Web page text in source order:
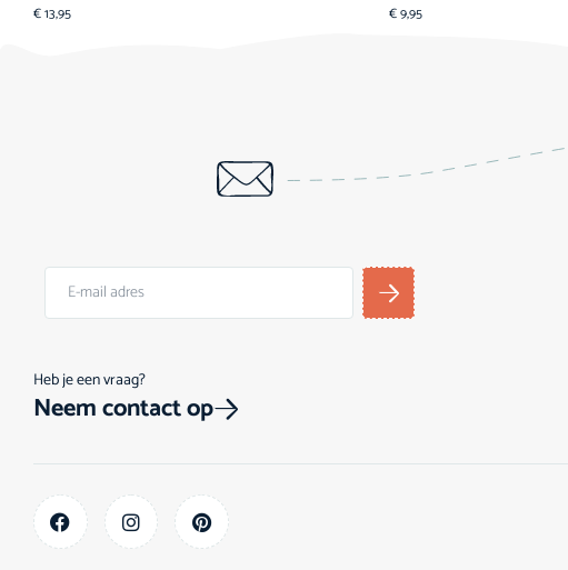
€13,95 €9,95
Heb je een vraag?
Neem contact op